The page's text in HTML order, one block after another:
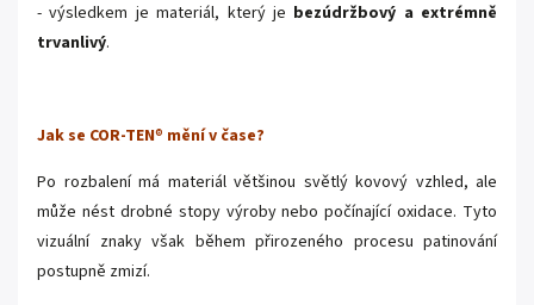
- výsledkem je materiál, který je bezúdržbový a extrémně
trvanlivý.
Jak se COR-TEN® mění v čase?
Po rozbalení má materiál většinou světlý kovový vzhled, ale
může nést drobné stopy výroby nebo počínající oxidace. Tyto
vizuální znaky však během přirozeného procesu patinování
postupně zmizí.